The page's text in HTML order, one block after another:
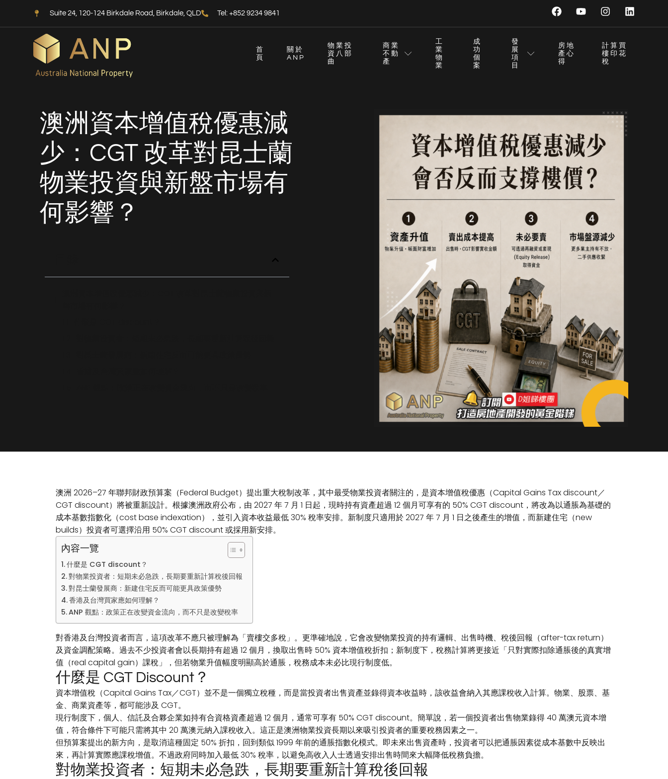
Suite 24, 120-124 Birkdale Road, Birkdale, QLD Tel: +852 9234 9841
首
頁
關於
ANP
物業投
資八部
曲
商業
不動
產
工
業
物
業
成
功
個
案
發
展
項
目
房地
產心
得
計算買
樓印花
稅
澳洲資本增值稅優惠減
少：CGT 改革對昆士蘭
物業投資與新盤市場有
何影響？
澳洲 2026–27 年聯邦財政預算案（Federal Budget）提出重大稅制改革，其中最受物業投資者關注的，是資本增值稅優惠（Capital Gains Tax discount／
CGT discount）將被重新設計。根據澳洲政府公布，由 2027 年 7 月 1 日起，現時持有資產超過 12 個月可享有的 50% CGT discount，將改為以通脹為基礎的
成本基數指數化（cost base indexation），並引入資本收益最低 30% 稅率安排。新制度只適用於 2027 年 7 月 1 日之後產生的增值，而新建住宅（new
builds）投資者可選擇沿用 50% CGT discount 或採用新安排。
內容一覽
什麼是 CGT discount？
對物業投資者：短期未必急跌，長期要重新計算稅後回報
對昆士蘭發展商：新建住宅反而可能更具政策優勢
香港及台灣買家應如何理解？
ANP 觀點：政策正在改變資金流向，而不只是改變稅率
對香港及台灣投資者而言，這項改革不應只被理解為「賣樓交多稅」。更準確地說，它會改變物業投資的持有邏輯、出售時機、稅後回報（after-tax return）
及資金調配策略。過去不少投資者會以長期持有超過 12 個月，換取出售時 50% 資本增值稅折扣；新制度下，稅務計算將更接近「只對實際扣除通脹後的真實增
值（real capital gain）課稅」，但若物業升值幅度明顯高於通脹，稅務成本未必比現行制度低。
什麼是 CGT Discount？
資本增值稅（Capital Gains Tax／CGT）並不是一個獨立稅種，而是當投資者出售資產並錄得資本收益時，該收益會納入其應課稅收入計算。物業、股票、基
金、商業資產等，都可能涉及 CGT。
現行制度下，個人、信託及合夥企業如持有合資格資產超過 12 個月，通常可享有 50% CGT discount。簡單說，若一個投資者出售物業錄得 40 萬澳元資本增
值，符合條件下可能只需將其中 20 萬澳元納入課稅收入。這正是澳洲物業投資長期以來吸引投資者的重要稅務因素之一。
但預算案提出的新方向，是取消這種固定 50% 折扣，回到類似 1999 年前的通脹指數化模式。即未來出售資產時，投資者可以把通脹因素從成本基數中反映出
來，再計算實際應課稅增值。不過政府同時加入最低 30% 稅率，以避免高收入人士透過安排出售時間來大幅降低稅務負擔。
對物業投資者：短期未必急跌，長期要重新計算稅後回報